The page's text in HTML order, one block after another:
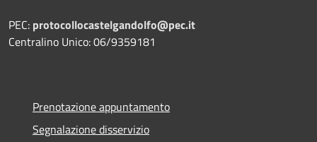
PEC: protocollocastelgandolfo@pec.it
Centralino Unico: 06/9359181
Prenotazione appuntamento
Segnalazione disservizio